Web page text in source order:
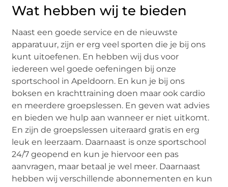
Wat hebben wij te bieden
Naast een goede service en de nieuwste
apparatuur, zijn er erg veel sporten die je bij ons
kunt uitoefenen. En hebben wij dus voor
iedereen wel goede oefeningen bij onze
sportschool in Apeldoorn. En kun je bij ons
boksen en krachttraining doen maar ook cardio
en meerdere groepslessen. En geven wat advies
en bieden we hulp aan wanneer er niet uitkomt.
En zijn de groepslessen uiteraard gratis en erg
leuk en leerzaam. Daarnaast is onze sportschool
24/7 geopend en kun je hiervoor een pas
aanvragen, maar betaal je wel meer. Daarnaast
hebben wij verschillende abonnementen en kun